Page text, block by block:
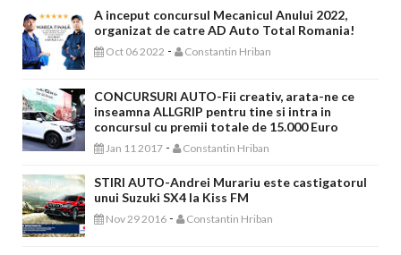
A inceput concursul Mecanicul Anului 2022,
organizat de catre AD Auto Total Romania!
Oct 06 2022 - Constantin Hriban
CONCURSURI AUTO-Fii creativ, arata-ne ce
inseamna ALLGRIP pentru tine si intra in
concursul cu premii totale de 15.000 Euro
Jan 11 2017 - Constantin Hriban
STIRI AUTO-Andrei Murariu este castigatorul
unui Suzuki SX4 la Kiss FM
Nov 29 2016 - Constantin Hriban